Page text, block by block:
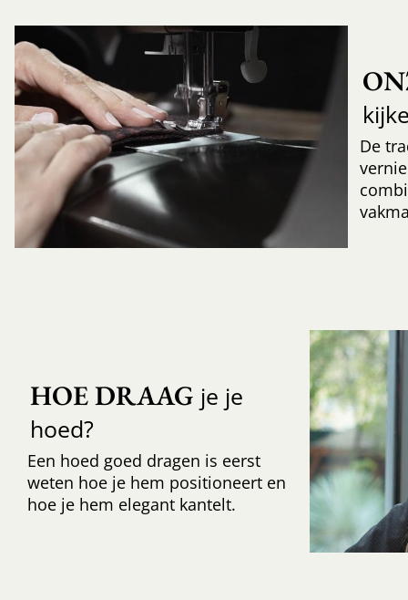
De
HOE DRAAG je je
hoed?
Een hoed goed dragen is eerst
weten hoe je hem positioneert en
hoe je hem elegant kantelt.